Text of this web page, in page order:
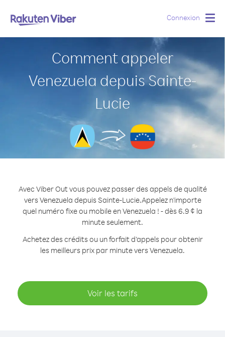
Connexion
Comment appeler
Venezuela depuis Sainte-
Lucie
Avec Viber Out vous pouvez passer des appels de qualité
vers Venezuela depuis Sainte-Lucie.Appelez n'importe
quel numéro fixe ou mobile en Venezuela ! - dès 6.9 ¢ la
minute seulement.
Achetez des crédits ou un forfait d’appels pour obtenir
les meilleurs prix par minute vers Venezuela.
Voir les tarifs